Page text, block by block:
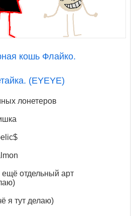
кошь Флайко.
(EYEYE)
лонетеров
ещё отдельный арт
я тут делаю)